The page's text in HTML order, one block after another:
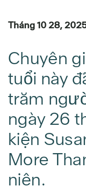
Tháng 10 28,
Chuyên
tuổi này
trăm
ngày 26
kiện
More
niên.